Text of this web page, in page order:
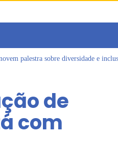
palestra sobre diversidade e
em Bem-Estar Animal no
Arujá não registra casos de sarampo há
com participação em Sessão
de
com